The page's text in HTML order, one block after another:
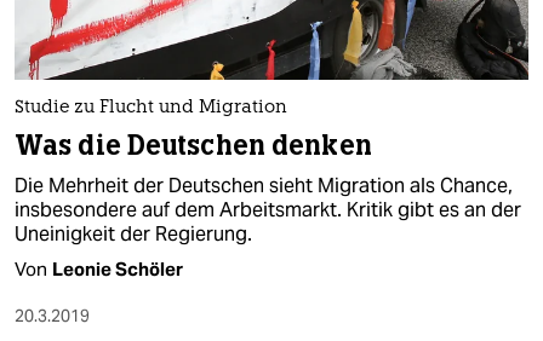
Studie zu Flucht und Migration
Was die Deutschen denken
Die Mehrheit der Deutschen sieht Migration als Chance,
insbesondere auf dem Arbeitsmarkt. Kritik gibt es an der
Uneinigkeit der Regierung.
Von Leonie Schöler
20.3.2019